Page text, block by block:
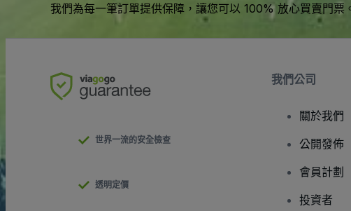
我們為每一筆訂單提供保障，讓您可以 100% 放心買賣門票
世界一流的安全檢查
透明定價
我們公司
關於我們
公開發佈
會員計劃
投資者